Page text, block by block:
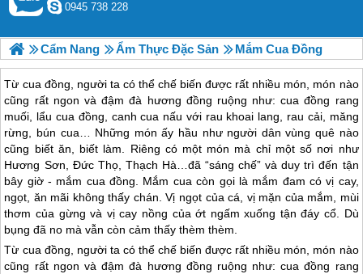
0945 738 228
Cẩm Nang Ẩm Thực Đặc Sản Mắm Cua Đồng
Từ cua đồng, người ta có thể chế biến được rất nhiều món, món nào
cũng rất ngon và đậm đà hương đồng ruộng như: cua đồng rang
muối, lẩu cua đồng, canh cua nấu với rau khoai lang, rau cải, măng
rừng, bún cua… Những món ấy hầu như người dân vùng quê nào
cũng biết ăn, biết làm. Riêng có một món mà chỉ một số nơi như
Hương Sơn, Đức Thọ, Thạch Hà…đã “sáng chế” và duy trì đến tận
bây giờ - mắm cua đồng. Mắm cua còn gọi là mắm đam có vị cay,
ngọt, ăn mãi không thấy chán. Vị ngọt của cá, vị mặn của mắm, mùi
thơm của gừng và vị cay nồng của ớt ngấm xuống tận đáy cổ. Dù
bụng đã no mà vẫn còn cảm thấy thèm thèm.
Từ cua đồng, người ta có thể chế biến được rất nhiều món, món nào
cũng rất ngon và đậm đà hương đồng ruộng như: cua đồng rang